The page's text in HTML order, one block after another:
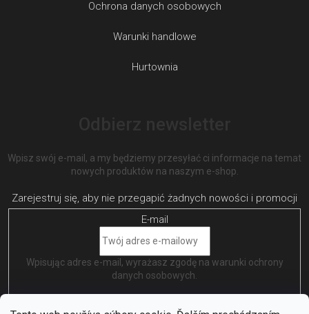
Ochrona danych osobowych
Warunki handlowe
Hurtownia
Wpisz swój e-mail, a my będziemy przesyłać ci informacje na temat
nowych produktów na naszym e-shop.
E-mail
Wpisując adres e-mail, wyrażasz zgodę na warunki ochrony
danych osobowych
ZALOGUJ SIĘ